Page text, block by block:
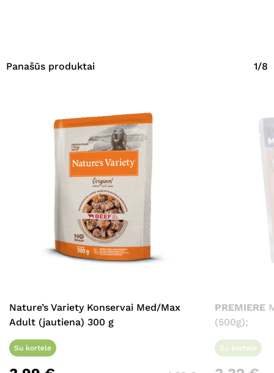
Panašūs produktai 1/8
Nature’s Variety Konservai Med/Max
Adult (jautiena) 300 g
Su kortele
PREMIERE
(500g);
Su kortele